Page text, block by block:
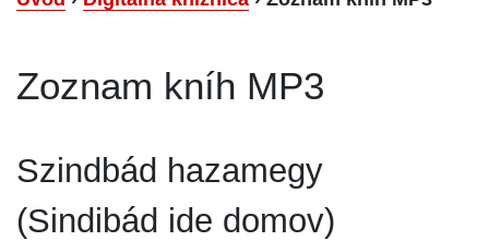
Zoznam kníh MP3
Szindbád hazamegy
(Sindibád ide domov)